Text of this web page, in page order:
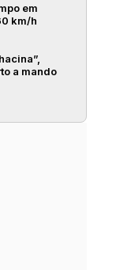
em
km/h
a mando